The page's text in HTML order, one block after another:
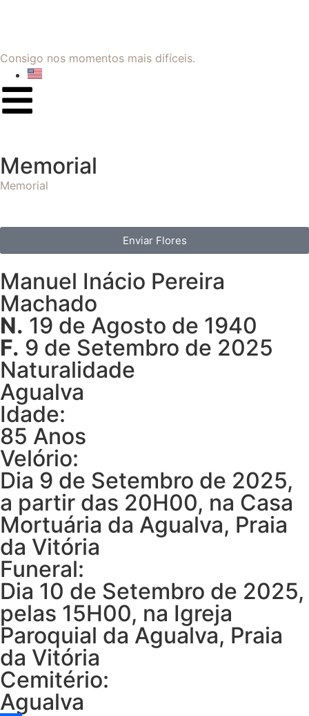
Consigo nos momentos mais difíceis.
Memorial
Memorial
Enviar Flores
Manuel Inácio Pereira
Machado
N. 19 de Agosto de 1940
F. 9 de Setembro de 2025
Naturalidade
Agualva
Idade:
85 Anos
Velório:
Dia 9 de Setembro de 2025,
a partir das 20H00, na Casa
Mortuária da Agualva, Praia
da Vitória
Funeral:
Dia 10 de Setembro de 2025,
pelas 15H00, na Igreja
Paroquial da Agualva, Praia
da Vitória
Cemitério:
Agualva